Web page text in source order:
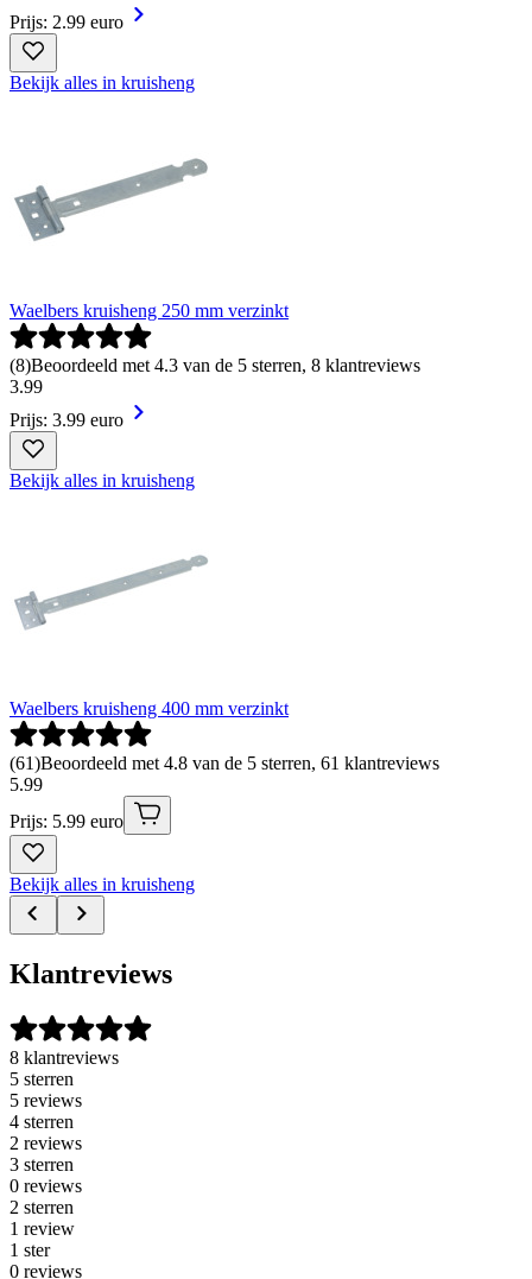
Prijs: 2.99 euro
Bekijk alles in kruisheng
Waelbers kruisheng 250 mm verzinkt
(8)Beoordeeld met 4.3 van de 5 sterren, 8 klantreviews
3.99
Prijs: 3.99 euro
Bekijk alles in kruisheng
Waelbers kruisheng 400 mm verzinkt
(61)Beoordeeld met 4.8 van de 5 sterren, 61 klantreviews
5.99
Prijs: 5.99 euro
Bekijk alles in kruisheng
Klantreviews
8 klantreviews
5 sterren
5 reviews
4 sterren
2 reviews
3 sterren
0 reviews
2 sterren
1 review
1 ster
0 reviews